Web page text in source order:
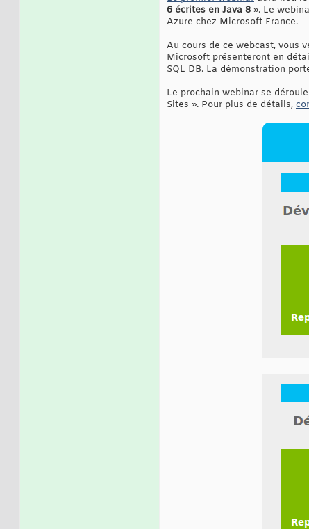
6 écrites en Java 8 ». Le
Azure chez Microsoft France.
Au cours de ce webcast, vous
Microsoft présenteront en
SQL DB. La démonstration
Le prochain webinar se
Sites ». Pour plus de détails,